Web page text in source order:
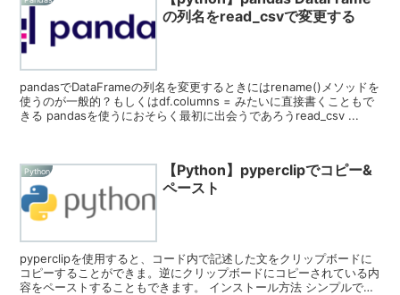
の列名をread_csvで変更する
pandasでDataFrameの列名を変更するときにはrename()メソッドを
使うのが一般的？もしくはdf.columns = みたいに直接書くこともで
きる pandasを使うにおそらく最初に出会うであろうread_csv ...
Python
【Python】pyperclipでコピー&
ペースト
pyperclipを使用すると、コード内で記述した文をクリップボードに
コピーすることができま。逆にクリップボードにコピーされている内
容をペーストすることもできます。 インストール方法 シンプルで